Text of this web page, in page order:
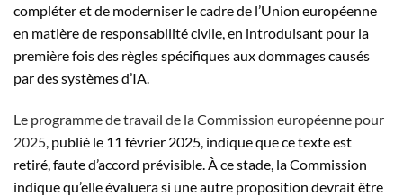
compléter et de moderniser le cadre de l’Union européenne
en matière de responsabilité civile, en introduisant pour la
première fois des règles spécifiques aux dommages causés
par des systèmes d’IA.
Le programme de travail de la Commission européenne pour
2025 , publié le 11 février 2025, indique que ce texte est
retiré, faute d’accord prévisible. À ce stade, la Commission
indique qu’elle évaluera si une autre proposition devrait être